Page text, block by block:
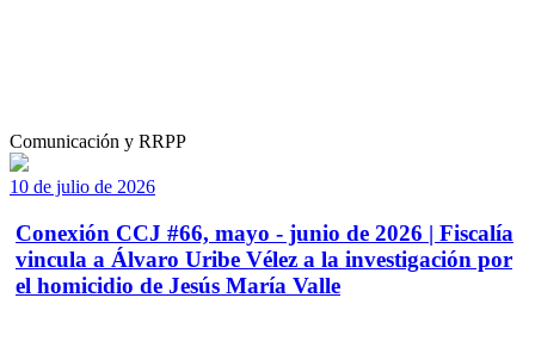
Comunicación y RRPP
10 de julio de 2026
Conexión CCJ #66, mayo - junio de 2026 | Fiscalía
vincula a Álvaro Uribe Vélez a la investigación por
el homicidio de Jesús María Valle